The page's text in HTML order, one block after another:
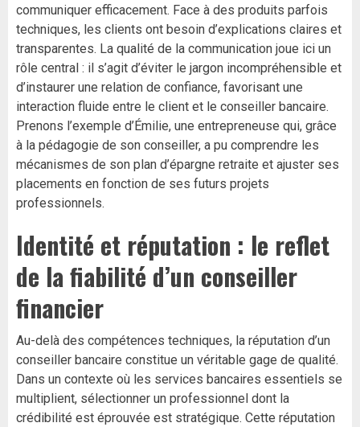
communiquer efficacement. Face à des produits parfois
techniques, les clients ont besoin d’explications claires et
transparentes. La qualité de la communication joue ici un
rôle central : il s’agit d’éviter le jargon incompréhensible et
d’instaurer une relation de confiance, favorisant une
interaction fluide entre le client et le conseiller bancaire.
Prenons l’exemple d’Émilie, une entrepreneuse qui, grâce
à la pédagogie de son conseiller, a pu comprendre les
mécanismes de son plan d’épargne retraite et ajuster ses
placements en fonction de ses futurs projets
professionnels.
Identité et réputation : le reflet
de la fiabilité d’un conseiller
financier
Au-delà des compétences techniques, la réputation d’un
conseiller bancaire constitue un véritable gage de qualité.
Dans un contexte où les services bancaires essentiels se
multiplient, sélectionner un professionnel dont la
crédibilité est éprouvée est stratégique. Cette réputation